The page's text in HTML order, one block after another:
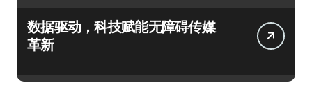
数据驱动，科技赋能无障碍传媒
革新